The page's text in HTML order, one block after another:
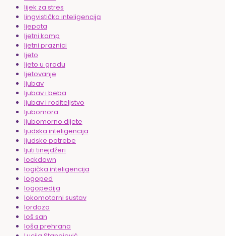
lijek za stres
lingvistička inteligencija
ljepota
ljetni kamp
ljetni praznici
ljeto
ljeto u gradu
ljetovanje
ljubav
ljubav i beba
ljubav i roditeljstvo
ljubomora
ljubomorno dijete
ljudska inteligencija
ljudske potrebe
ljuti tinejdžeri
lockdown
logička inteligencija
logoped
logopedija
lokomotorni sustav
lordoza
loš san
loša prehrana